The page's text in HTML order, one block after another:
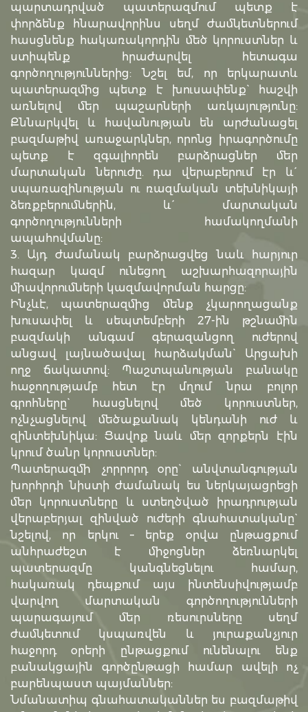
պարտադրված պատերազմում պետք է
փորձենք հնարավորինս սեղմ ժամկետներում
հասցնենք հակառակորդին մեծ կորուստներ և
ստիպենք հրաժարվել հետագա
գործողություններից: Նշել եմ, որ երկարատև
պատերազմից պետք է խուսափենք` հաշվի
առնելով մեր պաշարների առկայությունը:
Քննարկվել և հավանության են արժանացել
բազմաթիվ առաջարկներ, որոնց իրագործումը
պետք է զգալիորեն բարձրացներ մեր
մարտական ներուժը. դա վերաբերում էր և´
սպառազինության ու ռազմական տեխնիկայի
ձեռքբերումներին, և´ մարտական
գործողությունների համակողմանի
ապահովմանը:
3. Այդ ժամանակ բարձրացվեց նաև հարյուր
հազար կազմ ունեցող աշխարհազորային
միավորումների կազմավորման հարցը:
Ինչևէ, պատերազմից մենք չկարողացանք
խուսափել և սեպտեմբերի 27-ին թշնամին
բազմակի անգամ գերազանցող ուժերով
անցավ լայնածավալ հարձակման` Արցախի
ողջ ճակատով: Պաշտպանության բանակը
հաջողությամբ հետ էր մղում նրա բոլոր
գրոհները` հասցնելով մեծ կորուստներ,
ոչնչացնելով մեծաքանակ կենդանի ուժ և
զինտեխնիկա: Ցավոք նաև մեր զորքերն էին
կրում ծանր կորուստներ:
Պատերազմի չորրորդ օրը` անվտանգության
խորհրդի նիստի ժամանակ ես ներկայացրեցի
մեր կորուստները և ստեղծված իրադրության
վերաբերյալ զինված ուժերի գնահատականը`
նշելով, որ երկու – երեք օրվա ընթացքում
անհրաժեշտ է միջոցներ ձեռնարկել
պատերազմը կանգնեցնելու համար,
հակառակ դեպքում այս ինտենսիվությամբ
վարվող մարտական գործողությունների
պարագայում մեր ռեսուրսները սեղմ
ժամկետում կսպառվեն և յուրաքանչյուր
հաջորդ օրերի ընթացքում ունենալու ենք
բանակցային գործընթացի համար ավելի ոչ
բարենպաստ պայմաններ:
Նմանատիպ գնահատականներ ես բազմաթիվ